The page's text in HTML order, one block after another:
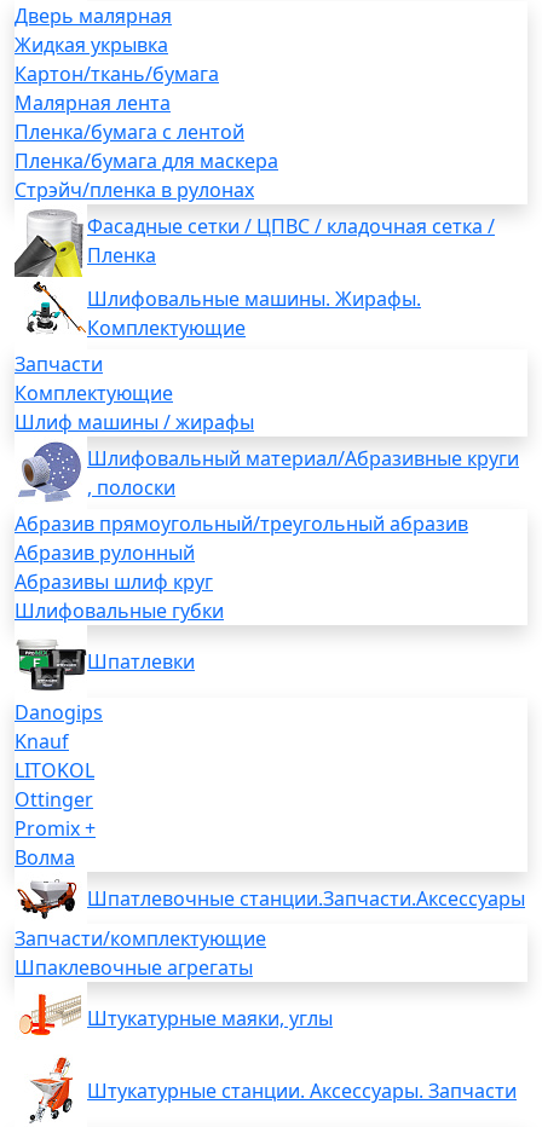
Дверь малярная
Жидкая укрывка
Картон/ткань/бумага
Малярная лента
Пленка/бумага с лентой
Пленка/бумага для маскера
Стрэйч/пленка в рулонах
Фасадные сетки / ЦПВС / кладочная сетка /
Пленка
Шлифовальные машины. Жирафы.
Комплектующие
Запчасти
Комплектующие
Шлиф машины / жирафы
Шлифовальный материал/Абразивные круги
, полоски
Абразив прямоугольный/треугольный абразив
Абразив рулонный
Абразивы шлиф круг
Шлифовальные губки
Шпатлевки
Danogips
Knauf
LITOKOL
Ottinger
Promix +
Волма
Шпатлевочные станции.Запчасти.Аксессуары
Запчасти/комплектующие
Шпаклевочные агрегаты
Штукатурные маяки, углы
Штукатурные станции. Аксессуары. Запчасти